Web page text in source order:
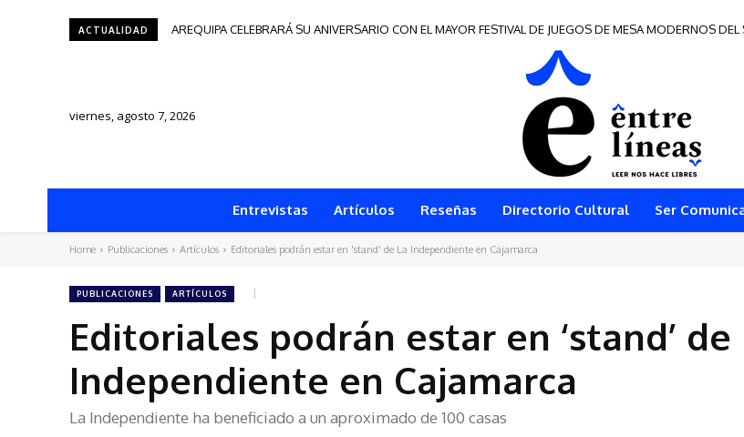
ACTUALIDAD AREQUIPA CELEBRARÁ SU ANIVERSARIO CON EL MAYOR FESTIVAL DE JUEGOS DE MESA MODERNOS DEL
Tacna será sede del Festival de Autores de Frontera 2026
viernes, agosto 7, 2026
Entrevistas Artículos Reseñas Directorio Cultural Ser
Home Publicaciones Artículos Editoriales podrán estar en 'stand' de La Independiente en Cajamarca
PUBLICACIONES ARTÍCULOS
Editoriales podrán estar en ‘stand’ de
Independiente en Cajamarca
La Independiente ha beneficiado a un aproximado de 100 casas